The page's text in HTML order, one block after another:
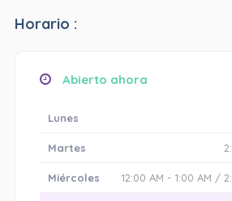
Horario :
Abierto ahora
Lunes
Martes
Miércoles 12:00 AM - 1:00 AM /